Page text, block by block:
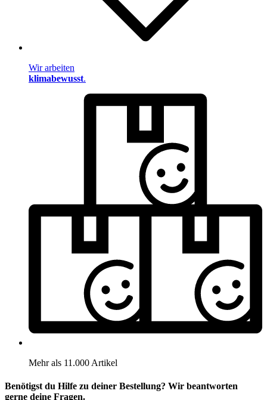
Wir arbeiten
klimabewusst.
Mehr als 11.000 Artikel
Benötigst du Hilfe zu deiner Bestellung? Wir beantworten
gerne deine Fragen.